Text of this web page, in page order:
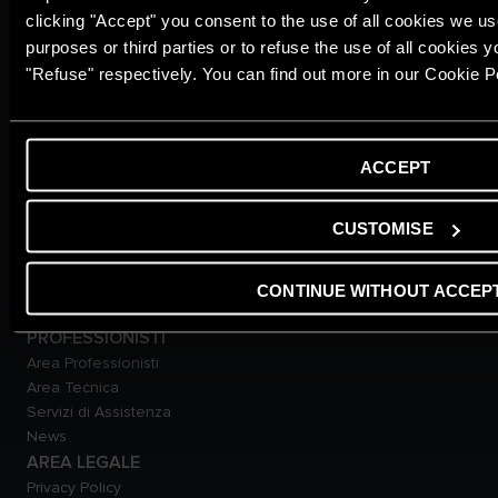
clicking "Accept" you consent to the use of all cookies we
purposes or third parties or to refuse the use of all cookies
"Refuse" respectively. You can find out more in our Cookie
ACCEPT
CUSTOMISE
CONTINUE WITHOUT
Scaldacqua
Pompe di calore
Termoregolazione
Solare Termico
Climatizzazione
TECNOLOGIE
Pompe di calore
Idrogeno
PROFESSIONISTI
Area Professionisti
Area Tecnica
Servizi di Assistenza
News
AREA LEGALE
Privacy Policy